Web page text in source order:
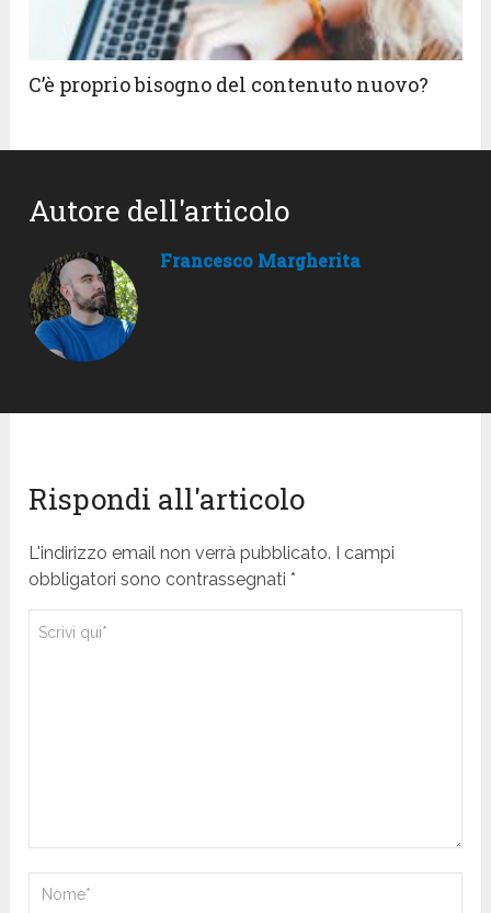
C’è proprio bisogno del contenuto nuovo?
Autore dell'articolo
Francesco Margherita
Rispondi all'articolo
L'indirizzo email non verrà pubblicato. I campi
obbligatori sono contrassegnati *